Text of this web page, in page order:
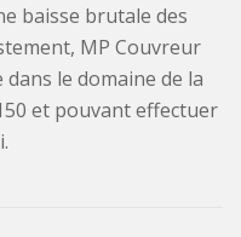
baisse brutale des
MP Couvreur
le domaine de la
et pouvant effectuer